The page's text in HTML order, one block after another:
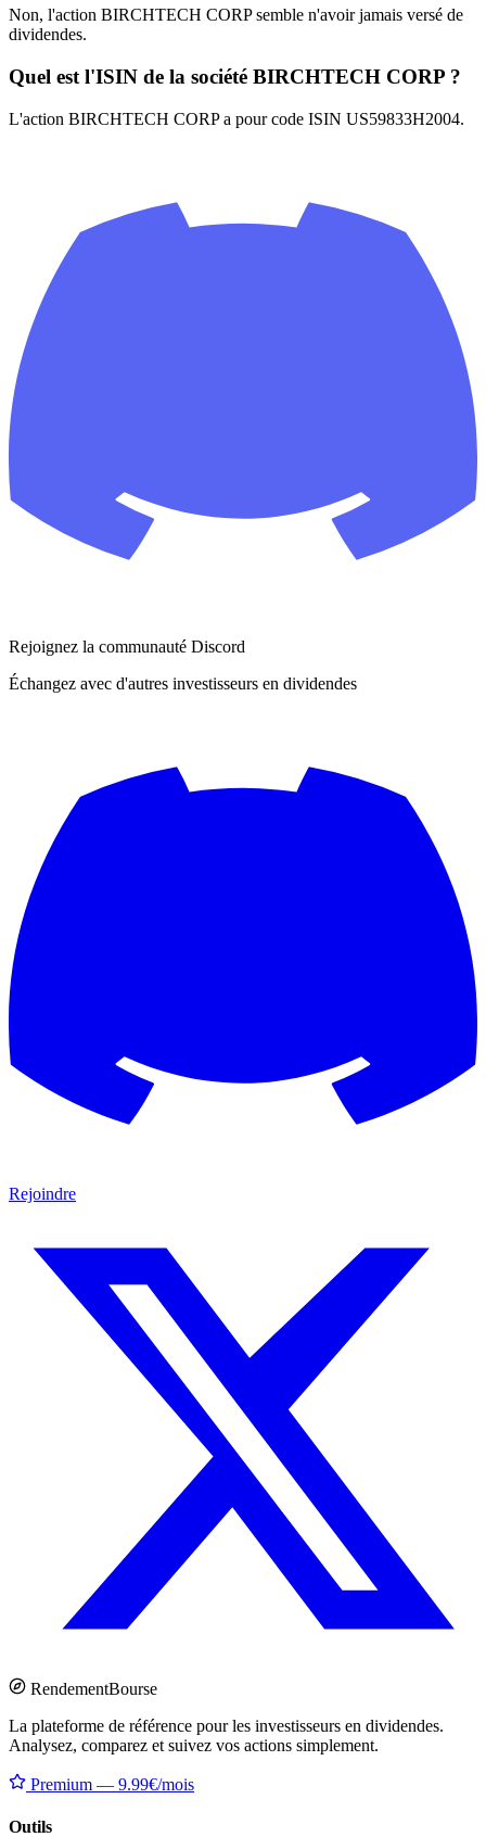
Non, l'action BIRCHTECH CORP semble n'avoir jamais versé de
dividendes.
Quel est l'ISIN de la société BIRCHTECH CORP ?
L'action BIRCHTECH CORP a pour code ISIN US59833H2004.
Rejoignez la communauté Discord
Échangez avec d'autres investisseurs en dividendes
Rejoindre
RendementBourse
La plateforme de référence pour les investisseurs en dividendes.
Analysez, comparez et suivez vos actions simplement.
Premium — 9.99€/mois
Outils